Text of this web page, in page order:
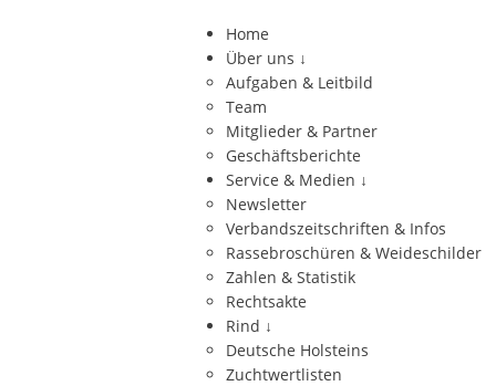
Home
Über uns ↓
Aufgaben & Leitbild
Team
Mitglieder & Partner
Geschäftsberichte
Service & Medien ↓
Newsletter
Verbandszeitschriften & Infos
Rassebroschüren & Weideschilder
Zahlen & Statistik
Rechtsakte
Rind ↓
Deutsche Holsteins
Zuchtwertlisten